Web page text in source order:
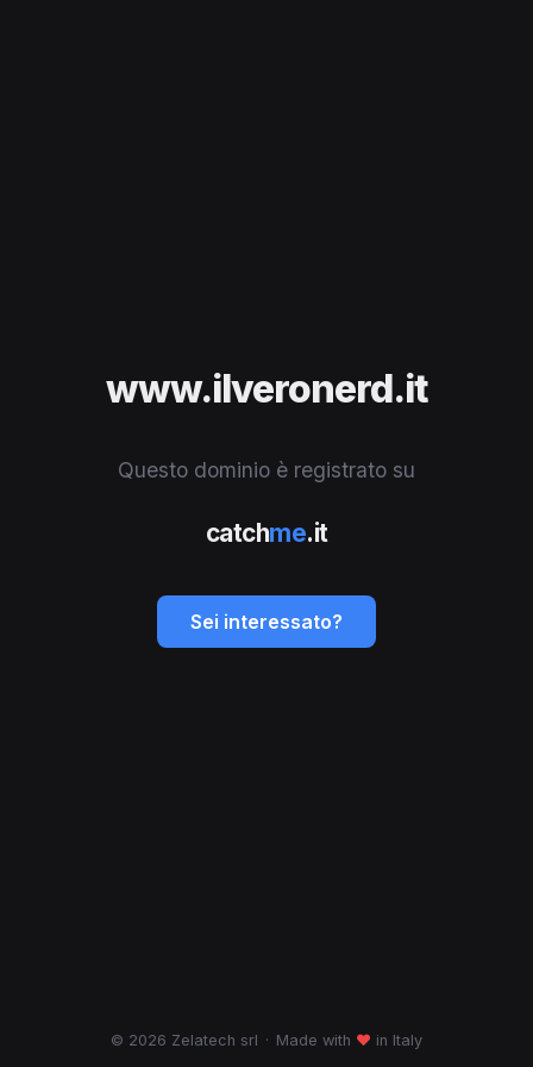
www.ilveronerd.it
Questo dominio è registrato su
catchme.it
Sei interessato?
© 2026 Zelatech srl · Made with ♥ in Italy